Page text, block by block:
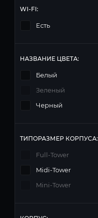
WI-FI:
Есть
НАЗВАНИЕ ЦВЕТА:
Белый
Зеленый
Черный
ТИПОРАЗМЕР КОРПУСА:
Full-Tower
Midi-Tower
Mini-Tower